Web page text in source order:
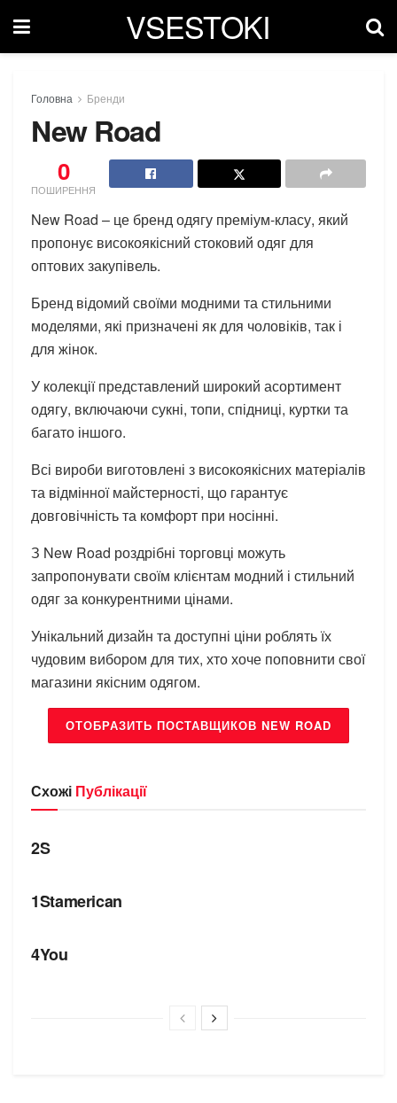
VSESTOKI
Головна Бренди
New Road
0
ПОШИРЕННЯ
New Road – це бренд одягу преміум-класу, який
пропонує високоякісний стоковий одяг для
оптових закупівель.
Бренд відомий своїми модними та стильними
моделями, які призначені як для чоловіків, так і
для жінок.
У колекції представлений широкий асортимент
одягу, включаючи сукні, топи, спідниці, куртки та
багато іншого.
Всі вироби виготовлені з високоякісних матеріалів
та відмінної майстерності, що гарантує
довговічність та комфорт при носінні.
З New Road роздрібні торговці можуть
запропонувати своїм клієнтам модний і стильний
одяг за конкурентними цінами.
Унікальний дизайн та доступні ціни роблять їх
чудовим вибором для тих, хто хоче поповнити свої
магазини якісним одягом.
ОТОБРАЗИТЬ ПОСТАВЩИКОВ NEW ROAD
Схожі Публікації
БРЕНДИ
2S
1Stamerican
4You